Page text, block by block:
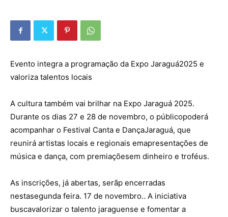
Evento integra a programação da Expo Jaraguá2025 e
valoriza talentos locais
A cultura também vai brilhar na Expo Jaraguá 2025.
Durante os dias 27 e 28 de novembro, o públicopoderá
acompanhar o Festival Canta e DançaJaraguá, que
reunirá artistas locais e regionais emapresentações de
música e dança, com premiaçõesem dinheiro e troféus.
As inscrições, já abertas, serãp encerradas
nestasegunda feira. 17 de novembro.. A iniciativa
buscavalorizar o talento jaraguense e fomentar a